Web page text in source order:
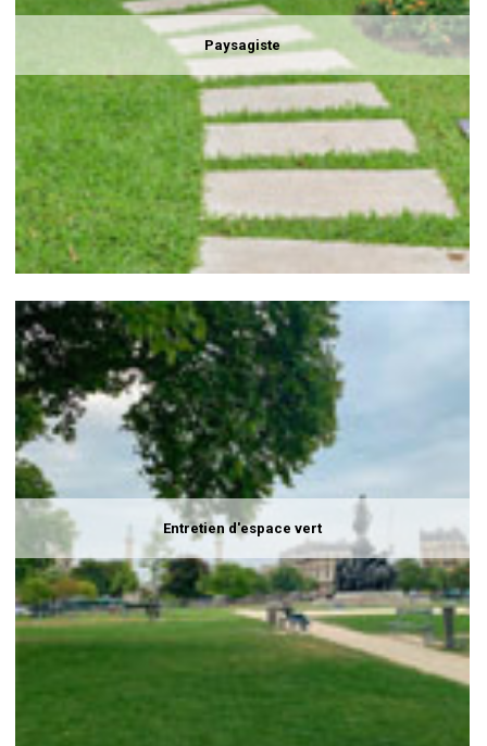
Paysagiste
Entretien d'espace vert